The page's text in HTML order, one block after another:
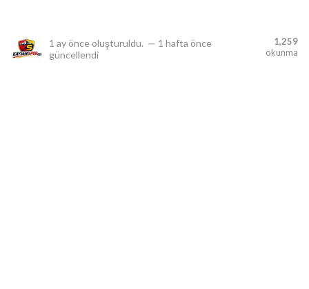
1 ay önce oluşturuldu. — 1 hafta önce
güncellendi
1,259
okunma